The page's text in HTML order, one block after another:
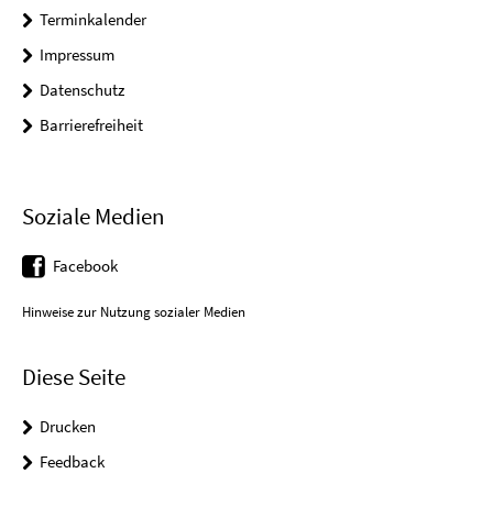
Terminkalender
Impressum
Datenschutz
Barrierefreiheit
Soziale Medien
Facebook
Hinweise zur Nutzung sozialer Medien
Diese Seite
Drucken
Feedback